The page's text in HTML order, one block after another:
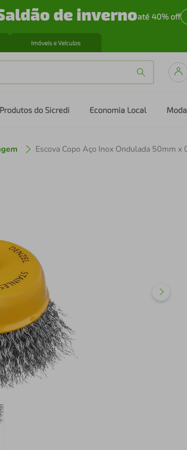
de invernoaté 40% off
Imóveis e Veículos
Produtos do Sicredi Economia Local Moda